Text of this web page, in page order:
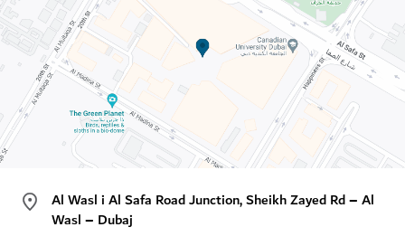
Al Wasl i Al Safa Road Junction, Sheikh Zayed Rd – Al
Wasl – Dubaj